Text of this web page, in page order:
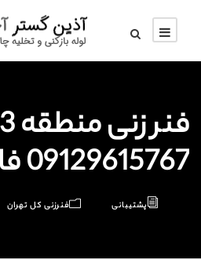
فنر زنی منطقه 3
09129615767 فاضلاب
پشتیبانی فنرزنی کل تهران